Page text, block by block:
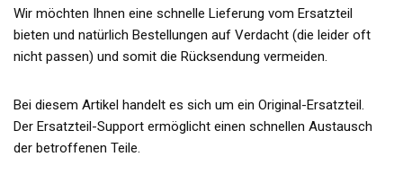
Wir möchten Ihnen eine schnelle Lieferung vom Ersatzteil
bieten und natürlich Bestellungen auf Verdacht (die leider oft
nicht passen) und somit die Rücksendung vermeiden.
Bei diesem Artikel handelt es sich um ein Original-Ersatzteil.
Der Ersatzteil-Support ermöglicht einen schnellen Austausch
der betroffenen Teile.